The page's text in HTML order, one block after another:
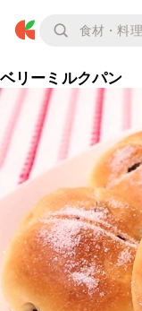
ベリーミルクパン